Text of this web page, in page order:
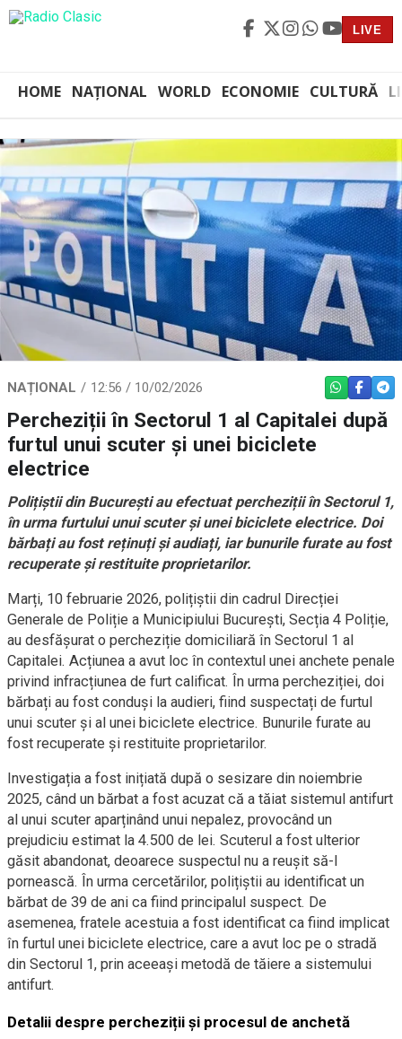
LIVE
HOME NAȚIONAL WORLD ECONOMIE CULTURĂ
NAȚIONAL 12:56 / 10/02/2026 WHATSAPP
Percheziții în Sectorul 1 al Capitalei după
furtul unui scuter și unei biciclete
electrice
Polițiștii din București au efectuat percheziții în Sectorul 1,
în urma furtului unui scuter și unei biciclete electrice. Doi
bărbați au fost reținuți și audiați, iar bunurile furate au fost
recuperate și restituite proprietarilor.
Marți, 10 februarie 2026, polițiștii din cadrul Direcției
Generale de Poliție a Municipiului București, Secția 4 Poliție,
au desfășurat o percheziție domiciliară în Sectorul 1 al
Capitalei. Acțiunea a avut loc în contextul unei anchete penale
privind infracțiunea de furt calificat. În urma percheziției, doi
bărbați au fost conduși la audieri, fiind suspectați de furtul
unui scuter și al unei biciclete electrice. Bunurile furate au
fost recuperate și restituite proprietarilor.
Investigația a fost inițiată după o sesizare din noiembrie
2025, când un bărbat a fost acuzat că a tăiat sistemul antifurt
al unui scuter aparținând unui nepalez, provocând un
prejudiciu estimat la 4.500 de lei. Scuterul a fost ulterior
găsit abandonat, deoarece suspectul nu a reușit să-l
pornească. În urma cercetărilor, polițiștii au identificat un
bărbat de 39 de ani ca fiind principalul suspect. De
asemenea, fratele acestuia a fost identificat ca fiind implicat
în furtul unei biciclete electrice, care a avut loc pe o stradă
din Sectorul 1, prin aceeași metodă de tăiere a sistemului
antifurt.
Detalii despre percheziții și procesul de anchetă